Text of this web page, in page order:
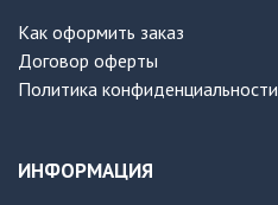
Как оформить заказ
Договор оферты
Политика конфиденциальности
ИНФОРМАЦИЯ